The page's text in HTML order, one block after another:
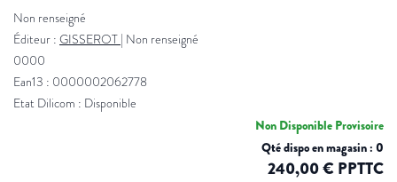
Non renseigné
Éditeur : GISSEROT | Non renseigné
0000
Ean13 : 0000002062778
Etat Dilicom : Disponible
Non Disponible Provisoire
Qté dispo en magasin : 0
240,00 € PPTTC